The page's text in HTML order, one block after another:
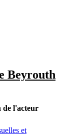
Beyrouth
de l'acteur
et